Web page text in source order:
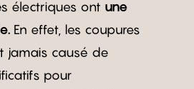
électriques ont une
En effet, les coupures
jamais causé de
pour